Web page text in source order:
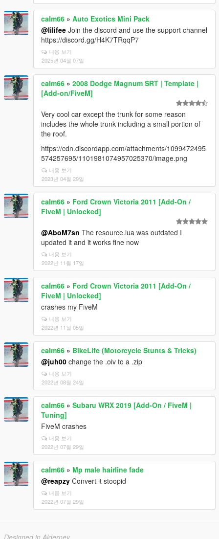
calm66 » Auto Exotics Mini Pack
@lilifee Join the discord and use the support channel
https://discord.gg/H4K7TRqqP7
내용 보기
2025년 04월 07일
calm66 » 2008 Dodge Magnum SRT | Template |
[Add-on/FiveM]
Very cool car except the trunk for some reason
includes the whole trunk including a small portion of
the roof.
https://cdn.discordapp.com/attachments/1099472495
574257695/1101981074957025370/image.png
내용 보기
2023년 04월 29일
calm66 » Ford Crown Victoria 2011 [Add-On /
FiveM | Unlocked]
@AboM7sn The resource.lua was outdated I
updated it and it works fine now
내용 보기
2022년 11월 17일
calm66 » Ford Crown Victoria 2011 [Add-On /
FiveM | Unlocked]
crashes my FiveM
내용 보기
2022년 11월 05일
calm66 » BikeLife (Motorcycle Stunts & Tricks)
@juh00 change the .oiv to a .zip
내용 보기
2022년 08월 24일
calm66 » Subaru WRX 2019 [Add-On / FiveM |
Tuning]
FiveM crashes
내용 보기
2022년 07월 29일
calm66 » Mp male hairline fade
@reapzy Convert it stoopid
내용 보기
2022년 07월 29일
Designed in Alderney